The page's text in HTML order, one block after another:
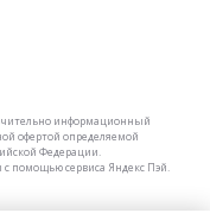
информационный
офертой определяемой
Федерации.
помощью сервиса Яндекс Пэй.